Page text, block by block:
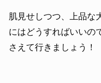
肌見せしつつ、上品な
にはどうすればいいの
さえて行きましょう！